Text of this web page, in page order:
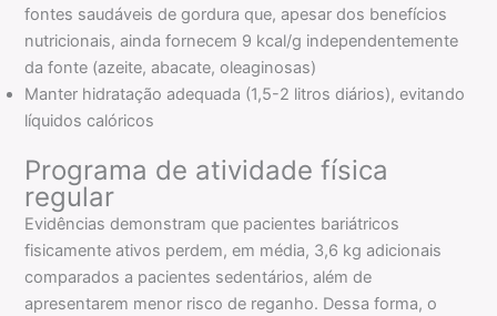
fontes saudáveis de gordura que, apesar dos benefícios
nutricionais, ainda fornecem 9 kcal/g independentemente
da fonte (azeite, abacate, oleaginosas)
Manter hidratação adequada (1,5-2 litros diários), evitando
líquidos calóricos
Programa de atividade física
regular
Evidências demonstram que pacientes bariátricos
fisicamente ativos perdem, em média, 3,6 kg adicionais
comparados a pacientes sedentários, além de
apresentarem menor risco de reganho. Dessa forma, o